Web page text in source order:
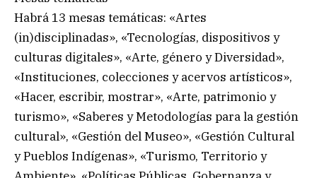
Habrá 13 mesas temáticas: «Artes
(in)disciplinadas», «Tecnologías, dispositivos y
culturas digitales», «Arte, género y Diversidad»,
«Instituciones, colecciones y acervos artísticos»,
«Hacer, escribir, mostrar», «Arte, patrimonio y
turismo», «Saberes y Metodologías para la gestión
cultural», «Gestión del Museo», «Gestión Cultural
y Pueblos Indígenas», «Turismo, Territorio y